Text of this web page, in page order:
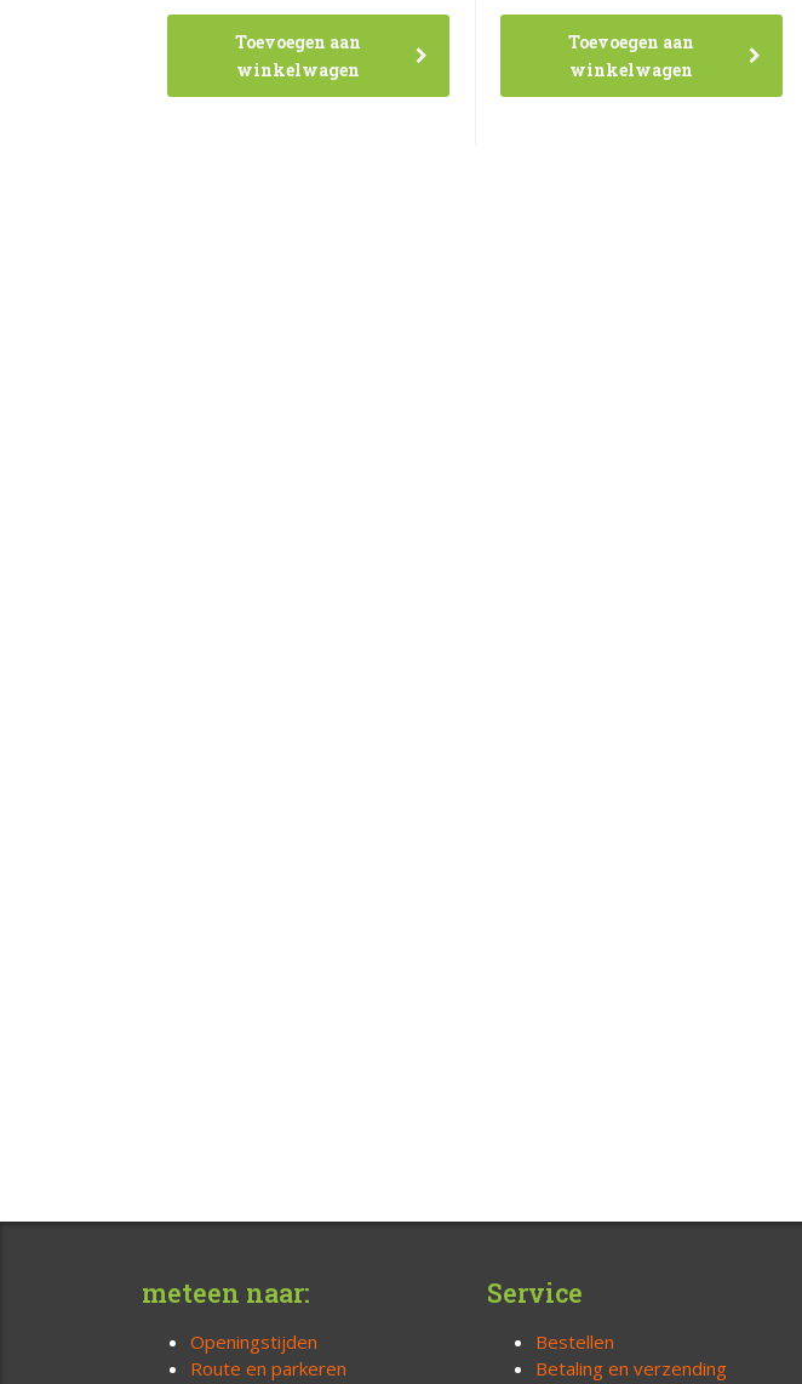
Toevoegen aan
winkelwagen
Toevoegen aan
winkelwagen
meteen naar:
Openingstijden
Route en parkeren
Service
Bestellen
Betaling en verzending